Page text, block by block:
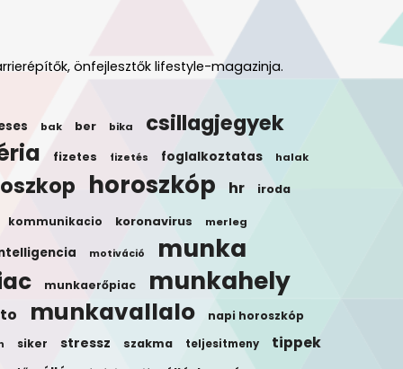
önfejlesztők lifestyle-magazinja.
bak ber bika csillagjegyek
fizetes fizetés foglalkoztatas halak
horoszkóp hr iroda
kommunikacio koronavirus merleg
motiváció munka
munkaerőpiac munkahely
munkavallalo napi horoszkóp
siker stressz szakma teljesitmeny tippek